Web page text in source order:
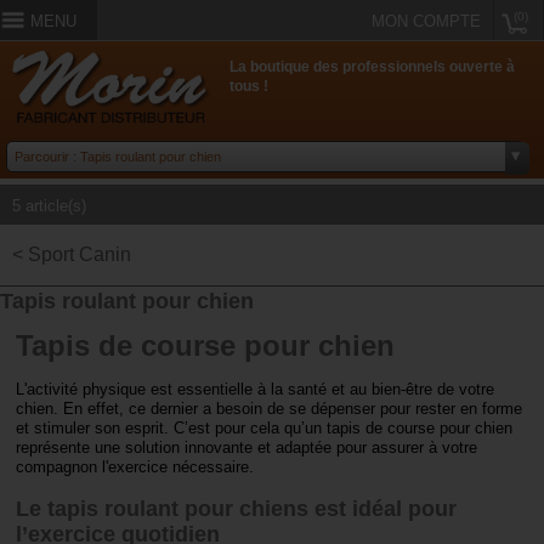
MENU MON COMPTE
La boutique des professionnels ouverte à
tous !
5 article(s)
< Sport Canin
Tapis roulant pour chien
Tapis de course pour chien
L'activité physique est essentielle à la santé et au bien-être de votre
chien. En effet, ce dernier a besoin de se dépenser pour rester en forme
et stimuler son esprit. C’est pour cela qu’un tapis de course pour chien
représente une solution innovante et adaptée pour assurer à votre
compagnon l'exercice nécessaire.
Le tapis roulant pour chiens est idéal pour
l’exercice quotidien